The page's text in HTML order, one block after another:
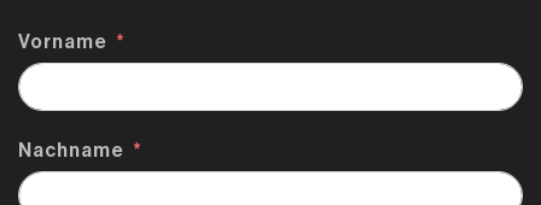
Vorname
Nachname